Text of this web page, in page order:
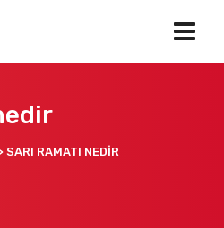
SARI RAMATI NEDIR